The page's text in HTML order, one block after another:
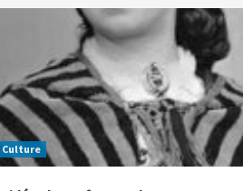
Culture